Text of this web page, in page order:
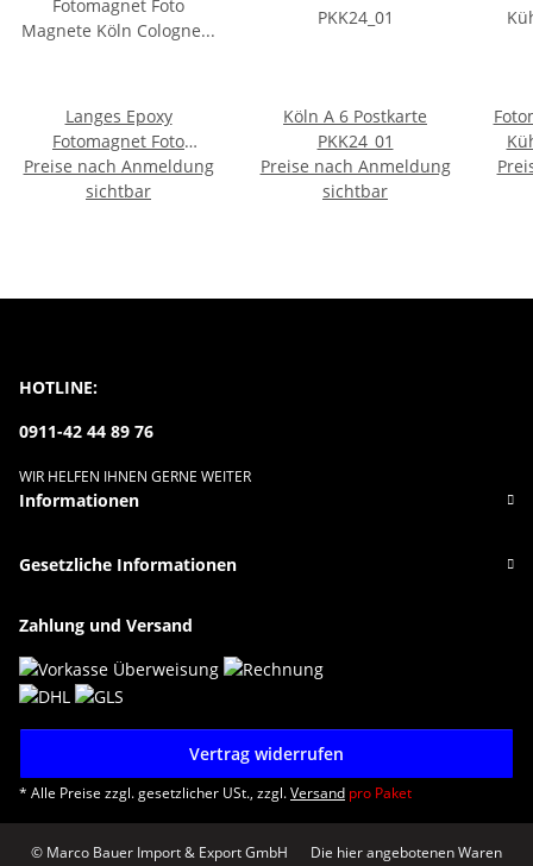
Langes Epoxy
Fotomagnet Foto
Magnete Köln Cologne
am Rhein Germany
Preise nach Anmeldung
sichtbar
Köln A 6 Postkarte
PKK24_01
Preise nach Anmeldung
sichtbar
HOTLINE:
0911-42 44 89 76
WIR HELFEN IHNEN GERNE WEITER
Informationen
Gesetzliche Informationen
Zahlung und Versand
Vertrag widerrufen
* Alle Preise zzgl. gesetzlicher USt., zzgl.Versand pro Paket
© Marco Bauer Import & Export GmbH
Die hier angebotenen Waren